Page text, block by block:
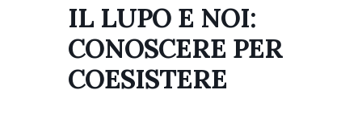
IL LUPO E NOI:
CONOSCERE PER
COESISTERE